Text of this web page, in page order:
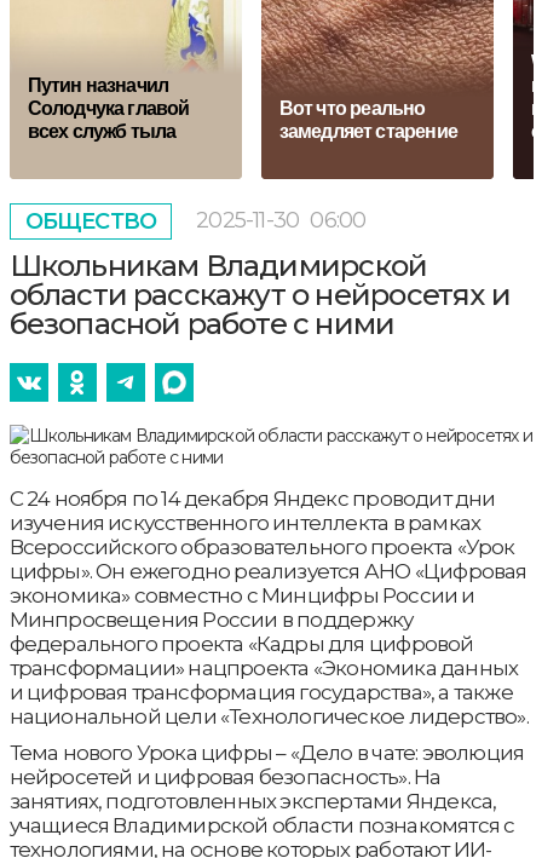
Путин назначил
Солодчука главой
всех служб тыла
Вот что реально
замедляет старение
ОБЩЕСТВО 2025-11-30 06:00
Школьникам Владимирской
области расскажут о нейросетях и
безопасной работе с ними
С 24 ноября по 14 декабря Яндекс проводит дни
изучения искусственного интеллекта в рамках
Всероссийского образовательного проекта «Урок
цифры». Он ежегодно реализуется АНО «Цифровая
экономика» совместно с Минцифры России и
Минпросвещения России в поддержку
федерального проекта «Кадры для цифровой
трансформации» нацпроекта «Экономика данных
и цифровая трансформация государства», а также
национальной цели «Технологическое лидерство».
Тема нового Урока цифры – «Дело в чате: эволюция
нейросетей и цифровая безопасность». На
занятиях, подготовленных экспертами Яндекса,
учащиеся Владимирской области познакомятся с
технологиями, на основе которых работают ИИ-